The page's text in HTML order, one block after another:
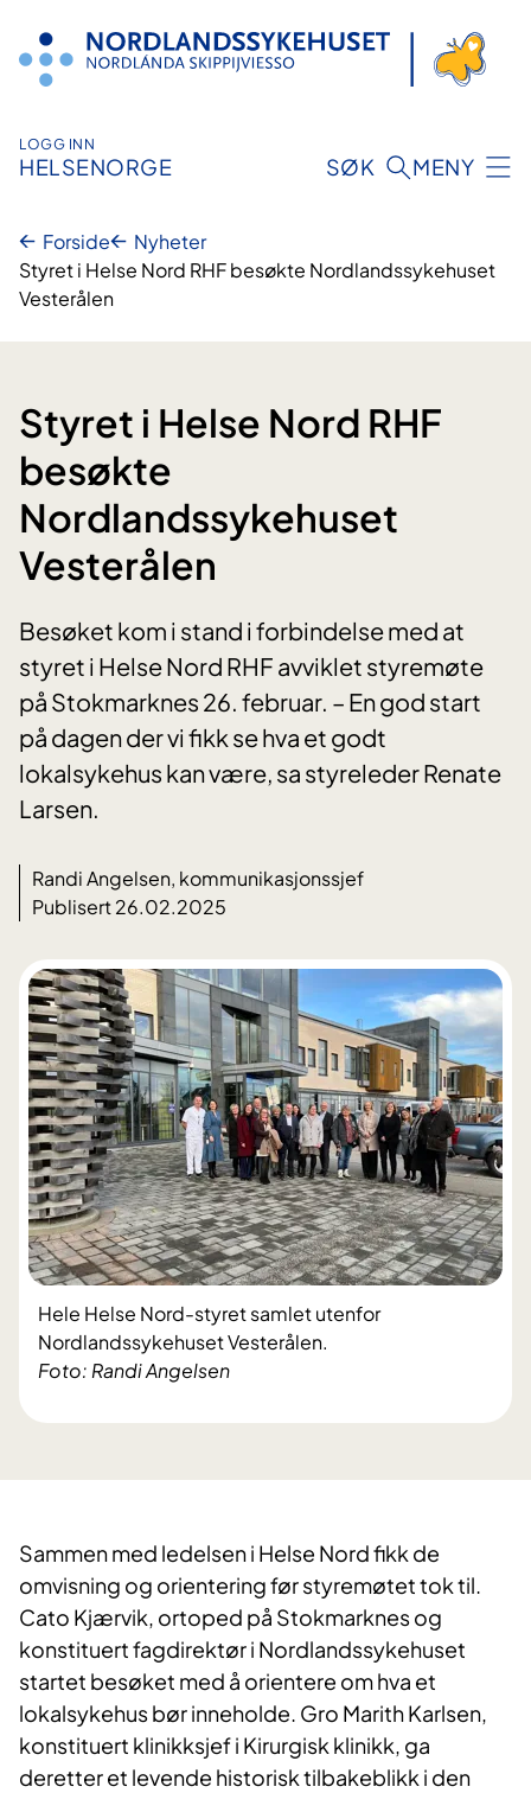
innhold
LOGG INN
HELSENORGE SØK MENY
Forside
Nyheter
Styret i Helse Nord RHF besøkte Nordlandssykehuset
Vesterålen
Styret i Helse Nord RHF
besøkte
Nordlandssykehuset
Vesterålen
Besøket kom i stand i forbindelse med at
styret i Helse Nord RHF avviklet styremøte
på Stokmarknes 26. februar. – En god start
på dagen der vi fikk se hva et godt
lokalsykehus kan være, sa styreleder Renate
Larsen.
Randi Angelsen, kommunikasjonssjef
Publisert 26.02.2025
Foto: Randi Angelsen
Hele Helse Nord-styret samlet utenfor
Nordlandssykehuset Vesterålen.
Sammen med ledelsen i Helse Nord fikk de
omvisning og orientering før styremøtet tok til.
Cato Kjærvik, ortoped på Stokmarknes og
konstituert fagdirektør i Nordlandssykehuset
startet besøket med å orientere om hva et
lokalsykehus bør inneholde. Gro Marith Karlsen,
konstituert klinikksjef i Kirurgisk klinikk, ga
deretter et levende historisk tilbakeblikk i den